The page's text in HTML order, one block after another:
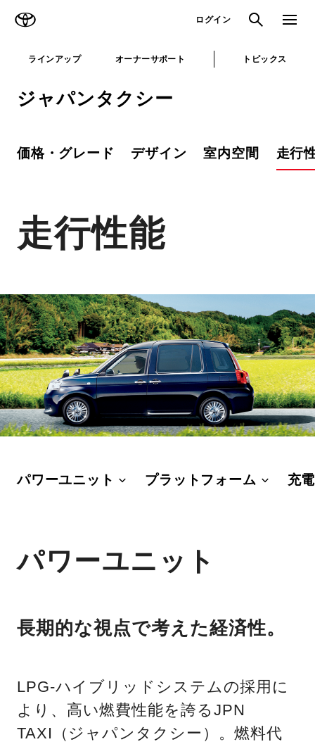
ログイン 検索 メニュ
ラインアップ オーナーサポート トピックス
ジャパンタクシー
価格・グレード デザイン 室内空間 走行
走行性能
パワーユニット プラットフォーム 充
パワーユニット
長期的な視点で考えた経済性。
LPG-ハイブリッドシステムの採用に
より、高い燃費性能を誇るJPN
TAXI（ジャパンタクシー）。燃料代